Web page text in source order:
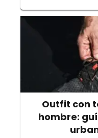
Outfit con
hombre: